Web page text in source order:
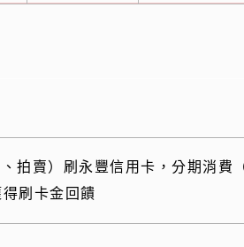
拍賣）刷永豐信用卡，分期消費
刷卡金回饋